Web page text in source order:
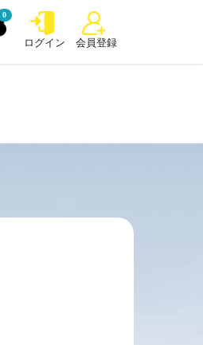
0
ログイン 会員登録